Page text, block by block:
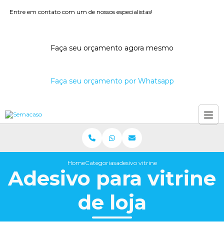
Entre em contato com um de nossos especialistas!
Faça seu orçamento agora mesmo
Faça seu orçamento por Whatsapp
HomeCategoriasadesivo vitrine loja
Adesivo para vitrine
de loja